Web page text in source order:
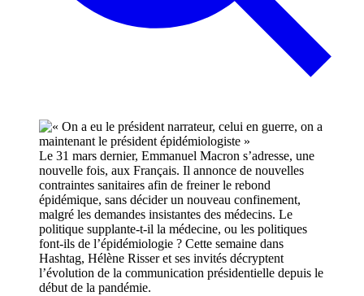
Le 31 mars dernier, Emmanuel Macron s’adresse, une
nouvelle fois, aux Français. Il annonce de nouvelles
contraintes sanitaires afin de freiner le rebond
épidémique, sans décider un nouveau confinement,
malgré les demandes insistantes des médecins. Le
politique supplante-t-il la médecine, ou les politiques
font-ils de l’épidémiologie ? Cette semaine dans
Hashtag, Hélène Risser et ses invités décryptent
l’évolution de la communication présidentielle depuis le
début de la pandémie.